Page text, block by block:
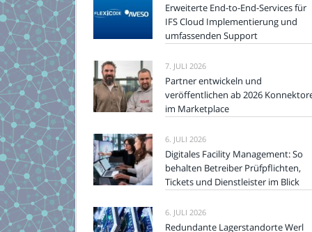
Erweiterte End-to-End-Services für
IFS Cloud Implementierung und
umfassenden Support
7. JULI 2026
Partner entwickeln und
veröffentlichen ab 2026
im Marketplace
6. JULI 2026
Digitales Facility Management: So
behalten Betreiber Prüfpflichten,
Tickets und Dienstleister im Blick
6. JULI 2026
Redundante Lagerstandorte Werl